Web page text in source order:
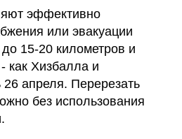
эффективно
или эвакуации
15-20 километров и
как Хизбалла и
апреля. Перерезать
без использования